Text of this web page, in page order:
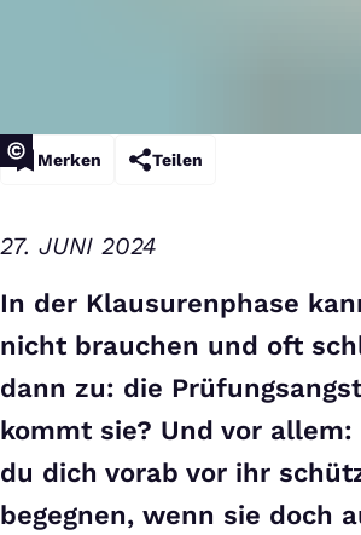
Merken Teilen
27. JUNI 2024
In der Klausurenphase
nicht brauchen und oft
dann zu: die
kommt sie? Und vor
du dich vorab vor ihr
begegnen, wenn sie doch